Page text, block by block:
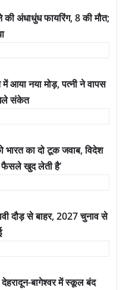
अंधाधुंध फायरिंग, 8 की मौत;
आया नया मोड़, पत्नी ने वापस
संकेत
का दो टूक जवाब, विदेश
फैसले खुद लेती है’
दौड़ से बाहर, 2027 चुनाव से
देहरादून-बागेश्वर में स्कूल बंद